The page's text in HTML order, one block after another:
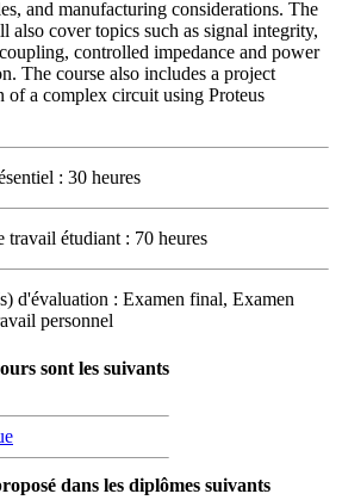
and manufacturing considerations. The
also cover topics such as signal integrity,
controlled impedance and power
The course also includes a project
of a complex circuit using Proteus
: 30 heures
travail étudiant : 70 heures
d'évaluation : Examen final, Examen
personnel
sont les suivants
dans les diplômes suivants